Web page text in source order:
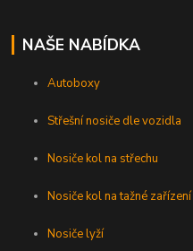
NAŠE NABÍDKA
Autoboxy
Střešní nosiče dle vozidla
Nosiče kol na střechu
Nosiče kol na tažné zařízení
Nosiče lyží